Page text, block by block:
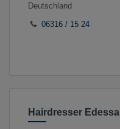
Deutschland
06316 / 15 24
Hairdresser Edessa